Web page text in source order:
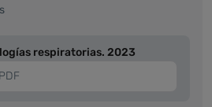
respiratorias. 2023